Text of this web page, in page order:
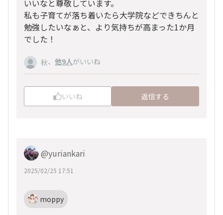
いいなと尊敬しています。
私も子育てが落ち着いたら大学院などできちんと
勉強したいなぁと、より気持ちが高まった1か月
でした！
秋、 他9人がいいね
いいね 返信する
@yuriankari
2025/02/25 17:51
moppy